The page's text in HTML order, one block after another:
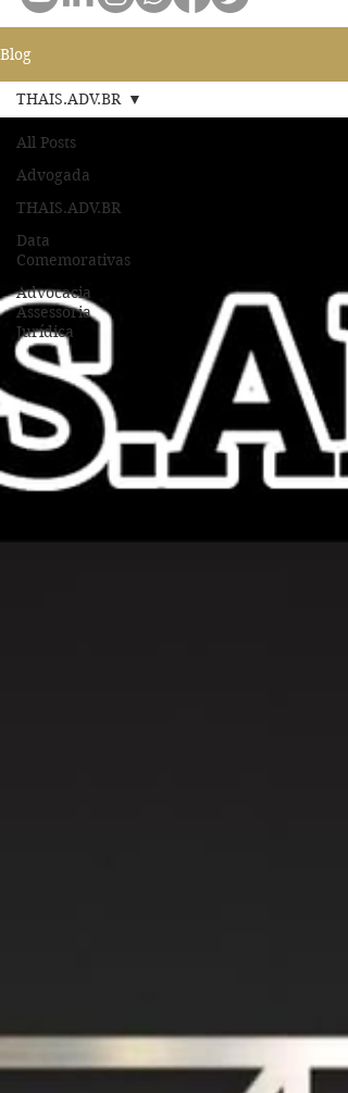
Blog
All Posts
Advogada
THAIS.ADV.BR
Data
Comemorativas
Advocacia
Assessoria
Jurídica
THAIS.ADV.BR